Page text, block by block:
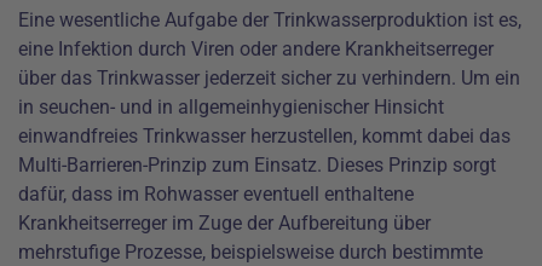
Eine wesentliche Aufgabe der Trinkwasserproduktion ist es,
eine Infektion durch Viren oder andere Krankheitserreger
über das Trinkwasser jederzeit sicher zu verhindern. Um ein
in seuchen- und in allgemeinhygienischer Hinsicht
einwandfreies Trinkwasser herzustellen, kommt dabei das
Multi-Barrieren-Prinzip zum Einsatz. Dieses Prinzip sorgt
dafür, dass im Rohwasser eventuell enthaltene
Krankheitserreger im Zuge der Aufbereitung über
mehrstufige Prozesse, beispielsweise durch bestimmte